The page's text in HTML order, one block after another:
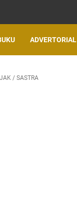
ADVERTORIAL
/ SASTRA